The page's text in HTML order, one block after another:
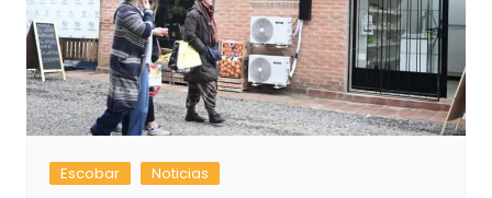
Escobar Noticias